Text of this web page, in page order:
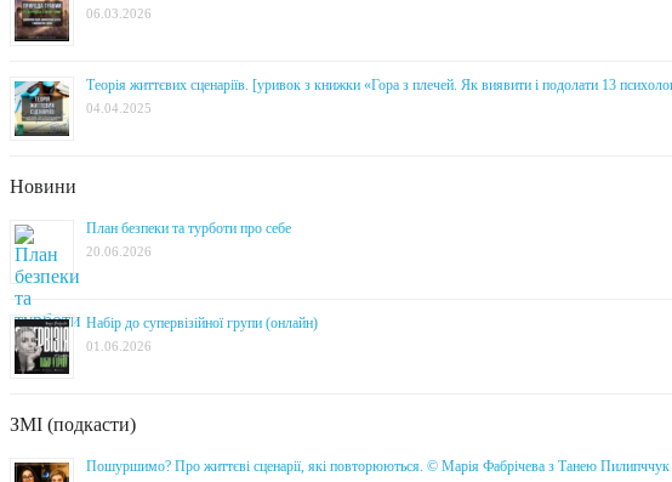
06.03.2026
Теорія життєвих сценаріїв. [уривок з книжки «Гора з плечей. Як виявити і подолати 13
04.04.2025
Новини
План безпеки та турботи про себе
20.06.2026
Набір до супервізійної групи (онлайн)
01.06.2026
ЗМІ (подкасти)
Пошуршимо? Про життєві сценарії, які повторюються. © Марія Фабрічева з Танею Пилипччук